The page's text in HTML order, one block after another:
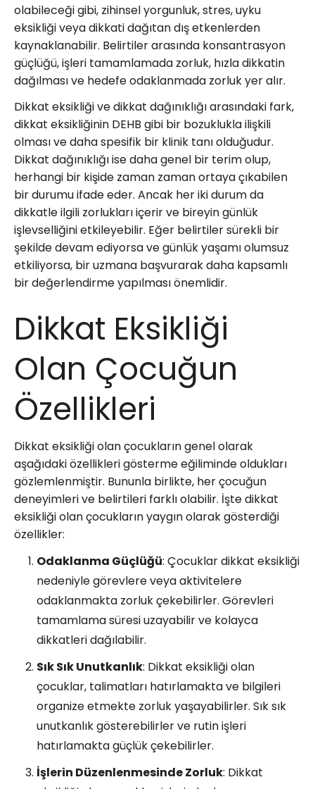
olabileceği gibi, zihinsel yorgunluk, stres, uyku
eksikliği veya dikkati dağıtan dış etkenlerden
kaynaklanabilir. Belirtiler arasında konsantrasyon
güçlüğü, işleri tamamlamada zorluk, hızla dikkatin
dağılması ve hedefe odaklanmada zorluk yer alır.
Dikkat eksikliği ve dikkat dağınıklığı arasındaki fark,
dikkat eksikliğinin DEHB gibi bir bozuklukla ilişkili
olması ve daha spesifik bir klinik tanı olduğudur.
Dikkat dağınıklığı ise daha genel bir terim olup,
herhangi bir kişide zaman zaman ortaya çıkabilen
bir durumu ifade eder. Ancak her iki durum da
dikkatle ilgili zorlukları içerir ve bireyin günlük
işlevselliğini etkileyebilir. Eğer belirtiler sürekli bir
şekilde devam ediyorsa ve günlük yaşamı olumsuz
etkiliyorsa, bir uzmana başvurarak daha kapsamlı
bir değerlendirme yapılması önemlidir.
Dikkat Eksikliği
Olan Çocuğun
Özellikleri
Dikkat eksikliği olan çocukların genel olarak
aşağıdaki özellikleri gösterme eğiliminde oldukları
gözlemlenmiştir. Bununla birlikte, her çocuğun
deneyimleri ve belirtileri farklı olabilir. İşte dikkat
eksikliği olan çocukların yaygın olarak gösterdiği
özellikler:
Odaklanma Güçlüğü: Çocuklar dikkat eksikliği
nedeniyle görevlere veya aktivitelere
odaklanmakta zorluk çekebilirler. Görevleri
tamamlama süresi uzayabilir ve kolayca
dikkatleri dağılabilir.
Sık Sık Unutkanlık: Dikkat eksikliği olan
çocuklar, talimatları hatırlamakta ve bilgileri
organize etmekte zorluk yaşayabilirler. Sık sık
unutkanlık gösterebilirler ve rutin işleri
hatırlamakta güçlük çekebilirler.
İşlerin Düzenlenmesinde Zorluk: Dikkat